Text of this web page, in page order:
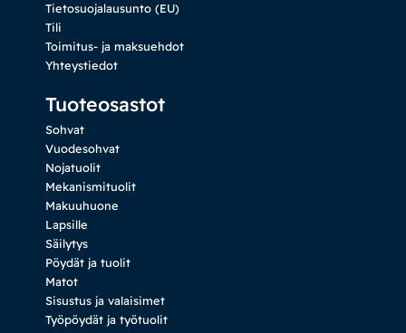
Tietosuojalausunto (EU)
Tili
Toimitus- ja maksuehdot
Yhteystiedot
Tuoteosastot
Sohvat
Vuodesohvat
Nojatuolit
Mekanismituolit
Makuuhuone
Lapsille
Säilytys
Pöydät ja tuolit
Matot
Sisustus ja valaisimet
Työpöydät ja työtuolit